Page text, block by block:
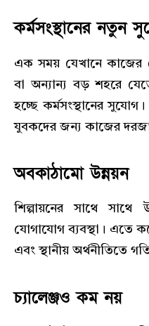
কর্মসংস্থানের নতুন
এক সময় যেখানে কাজের
বা অন্যান্য বড় শহরে
হচ্ছে কর্মসংস্থানের সুযোগ।
যুবকদের জন্য কাজের
অবকাঠামো উন্নয়ন
শিল্পায়নের সাথে
যোগাযোগ ব্যবস্থা। এতে
এবং স্থানীয় অর্থনীতিতে
চ্যালেঞ্জও কম নয়